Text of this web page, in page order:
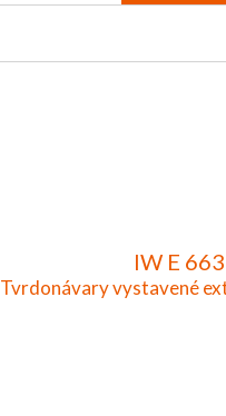
IW E 663
Tvrdonávary vystavené